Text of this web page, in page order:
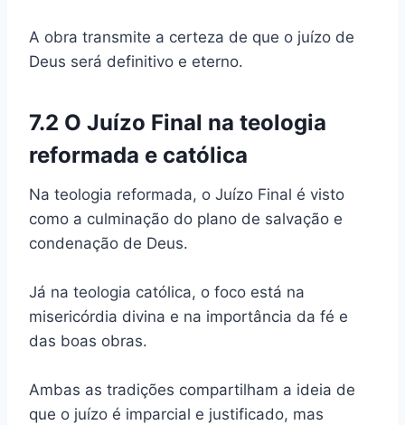
A obra transmite a certeza de que o juízo de
Deus será definitivo e eterno.
7.2 O Juízo Final na teologia
reformada e católica
Na teologia reformada, o Juízo Final é visto
como a culminação do plano de salvação e
condenação de Deus.
Já na teologia católica, o foco está na
misericórdia divina e na importância da fé e
das boas obras.
Ambas as tradições compartilham a ideia de
que o juízo é imparcial e justificado, mas